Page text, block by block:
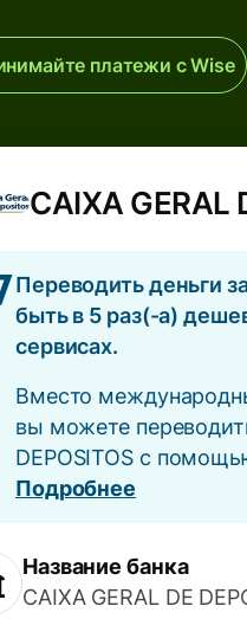
платежи с Wise
CAIXA GERAL
Переводить деньги
быть в 5 раз(-а)
сервисах.
Вместо
вы можете
DEPOSITOS с
Подробнее
Название банка
CAIXA GERAL DE